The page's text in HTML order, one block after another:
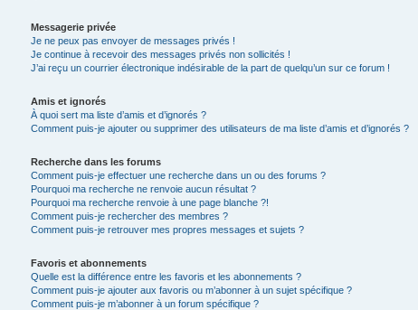
Messagerie privée
Je ne peux pas envoyer de messages privés !
Je continue à recevoir des messages privés non sollicités !
J’ai reçu un courrier électronique indésirable de la part de quelqu’un sur ce forum !
Amis et ignorés
À quoi sert ma liste d’amis et d’ignorés ?
Comment puis-je ajouter ou supprimer des utilisateurs de ma liste d’amis et d’ignorés ?
Recherche dans les forums
Comment puis-je effectuer une recherche dans un ou des forums ?
Pourquoi ma recherche ne renvoie aucun résultat ?
Pourquoi ma recherche renvoie à une page blanche ?!
Comment puis-je rechercher des membres ?
Comment puis-je retrouver mes propres messages et sujets ?
Favoris et abonnements
Quelle est la différence entre les favoris et les abonnements ?
Comment puis-je ajouter aux favoris ou m’abonner à un sujet spécifique ?
Comment puis-je m’abonner à un forum spécifique ?